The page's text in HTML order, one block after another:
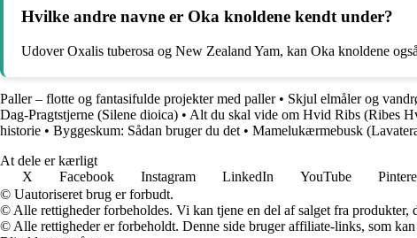
Hvilke andre navne er Oka knoldene kendt under?
Udover Oxalis tuberosa og New Zealand Yam, kan Oka knoldene
Paller – flotte og fantasifulde projekter med paller• Skjul elmåler og
Dag-Pragtstjerne (Silene dioica) • Alt du skal vide om Hvid Ribs (Ribes
historie • Byggeskum: Sådan bruger du det • Mamelukærmebusk
At dele er kærligt
X
Facebook Instagram LinkedIn YouTube
© Uautoriseret brug er forbudt.
© Alle rettigheder forbeholdes. Vi kan tjene en del af salget fra produkter,
© Alle rettigheder er forbeholdt. Denne side bruger affiliate-links, som